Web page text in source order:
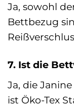
Ja, sowohl
Bettbezug
7. Ist die
Ja, die
ist Öko-Tex